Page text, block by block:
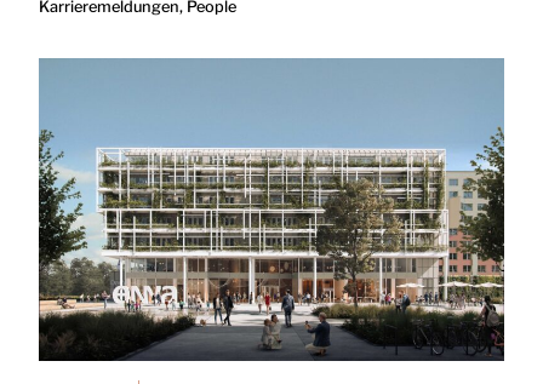
Karrieremeldungen, People